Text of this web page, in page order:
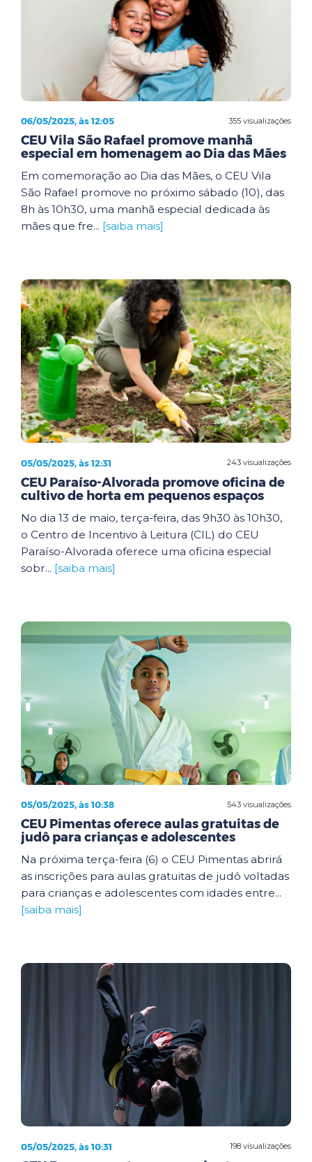
355 visualizações
06/05/2025, às 12:05
CEU Vila São Rafael promove manhã
especial em homenagem ao Dia das Mães
Em comemoração ao Dia das Mães, o CEU Vila
São Rafael promove no próximo sábado (10), das
8h às 10h30, uma manhã especial dedicada às
mães que fre... [saiba mais]
243 visualizações
05/05/2025, às 12:31
CEU Paraíso-Alvorada promove oficina de
cultivo de horta em pequenos espaços
No dia 13 de maio, terça-feira, das 9h30 às 10h30,
o Centro de Incentivo à Leitura (CIL) do CEU
Paraíso-Alvorada oferece uma oficina especial
sobr... [saiba mais]
543 visualizações
05/05/2025, às 10:38
CEU Pimentas oferece aulas gratuitas de
judô para crianças e adolescentes
Na próxima terça-feira (6) o CEU Pimentas abrirá
as inscrições para aulas gratuitas de judô voltadas
para crianças e adolescentes com idades entre...
[saiba mais]
198 visualizações
05/05/2025, às 10:31